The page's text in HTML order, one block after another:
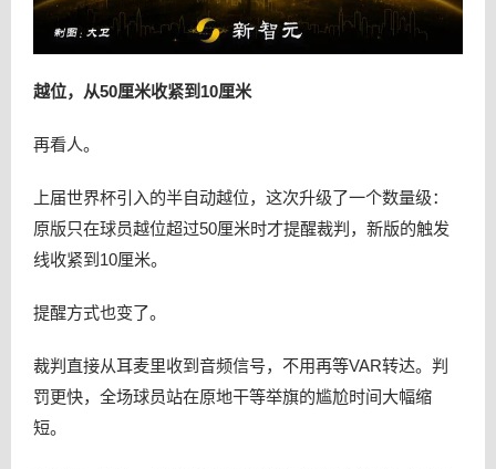
越位，从50厘米收紧到10厘米
再看人。
上届世界杯引入的半自动越位，这次升级了一个数量级：
原版只在球员越位超过50厘米时才提醒裁判，新版的触发
线收紧到10厘米。
提醒方式也变了。
裁判直接从耳麦里收到音频信号，不用再等VAR转达。判
罚更快，全场球员站在原地干等举旗的尴尬时间大幅缩
短。